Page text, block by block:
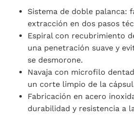
Sistema de doble palanca:
extracción en dos pasos
Espiral con recubrimiento
una penetración suave y
se desmorone.
Navaja con microfilo
un corte limpio de la
Fabricación en acero
durabilidad y resistencia a